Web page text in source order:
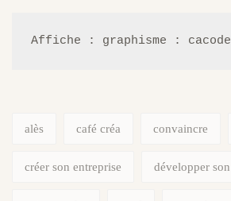
Affiche : graphisme :
alès café créa convaincre
créer son entreprise développer